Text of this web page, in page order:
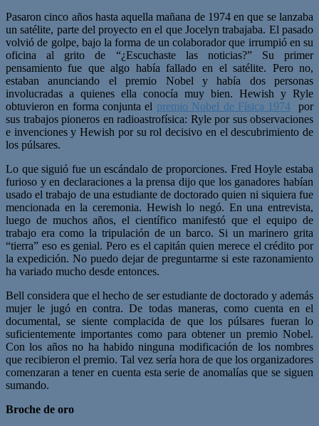
Pasaron cinco años hasta aquella mañana de 1974 en que se lanzaba
un satélite, parte del proyecto en el que Jocelyn trabajaba. El pasado
volvió de golpe, bajo la forma de un colaborador que irrumpió en su
oficina al grito de “¿Escuchaste las noticias?” Su primer
pensamiento fue que algo había fallado en el satélite. Pero no,
estaban anunciando el premio Nobel y había dos personas
involucradas a quienes ella conocía muy bien. Hewish y Ryle
obtuvieron en forma conjunta el premio Nobel de Física 1974 por
sus trabajos pioneros en radioastrofísica: Ryle por sus observaciones
e invenciones y Hewish por su rol decisivo en el descubrimiento de
los púlsares.
Lo que siguió fue un escándalo de proporciones. Fred Hoyle estaba
furioso y en declaraciones a la prensa dijo que los ganadores habían
usado el trabajo de una estudiante de doctorado quien ni siquiera fue
mencionada en la ceremonia. Hewish lo negó. En una entrevista,
luego de muchos años, el científico manifestó que el equipo de
trabajo era como la tripulación de un barco. Si un marinero grita
“tierra” eso es genial. Pero es el capitán quien merece el crédito por
la expedición. No puedo dejar de preguntarme si este razonamiento
ha variado mucho desde entonces.
Bell considera que el hecho de ser estudiante de doctorado y además
mujer le jugó en contra. De todas maneras, como cuenta en el
documental, se siente complacida de que los púlsares fueran lo
suficientemente importantes como para obtener un premio Nobel.
Con los años no ha habido ninguna modificación de los nombres
que recibieron el premio. Tal vez sería hora de que los organizadores
comenzaran a tener en cuenta esta serie de anomalías que se siguen
sumando.
Broche de oro